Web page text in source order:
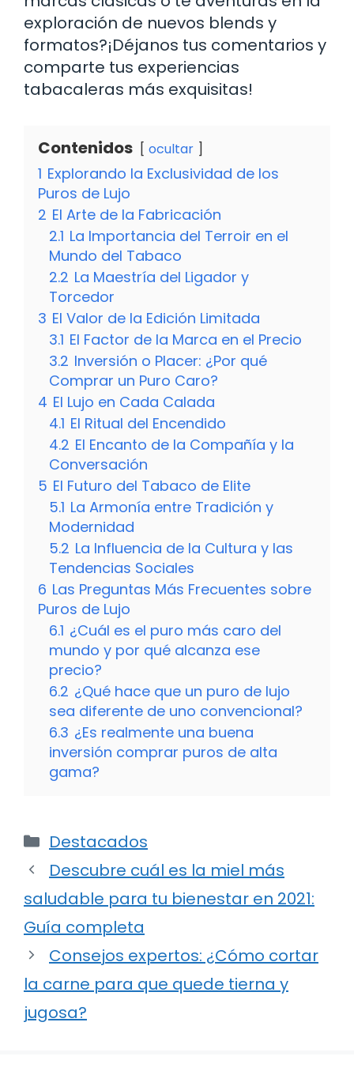
exploración de nuevos blends y
formatos?¡Déjanos tus comentarios y
comparte tus experiencias
tabacaleras más exquisitas!
Contenidos ocultar
1 Explorando la Exclusividad de los
Puros de Lujo
2 El Arte de la Fabricación
2.1 La Importancia del Terroir en el
Mundo del Tabaco
2.2 La Maestría del Ligador y
Torcedor
3 El Valor de la Edición Limitada
3.1 El Factor de la Marca en el Precio
3.2 Inversión o Placer: ¿Por qué
Comprar un Puro Caro?
4 El Lujo en Cada Calada
4.1 El Ritual del Encendido
4.2 El Encanto de la Compañía y la
Conversación
5 El Futuro del Tabaco de Elite
5.1 La Armonía entre Tradición y
Modernidad
5.2 La Influencia de la Cultura y las
Tendencias Sociales
6 Las Preguntas Más Frecuentes sobre
Puros de Lujo
6.1 ¿Cuál es el puro más caro del
mundo y por qué alcanza ese
precio?
6.2 ¿Qué hace que un puro de lujo
sea diferente de uno convencional?
6.3 ¿Es realmente una buena
inversión comprar puros de alta
gama?
Categorías
Destacados
Descubre cuál es la miel más
saludable para tu bienestar en 2021:
Guía completa
Consejos expertos: ¿Cómo cortar
la carne para que quede tierna y
jugosa?